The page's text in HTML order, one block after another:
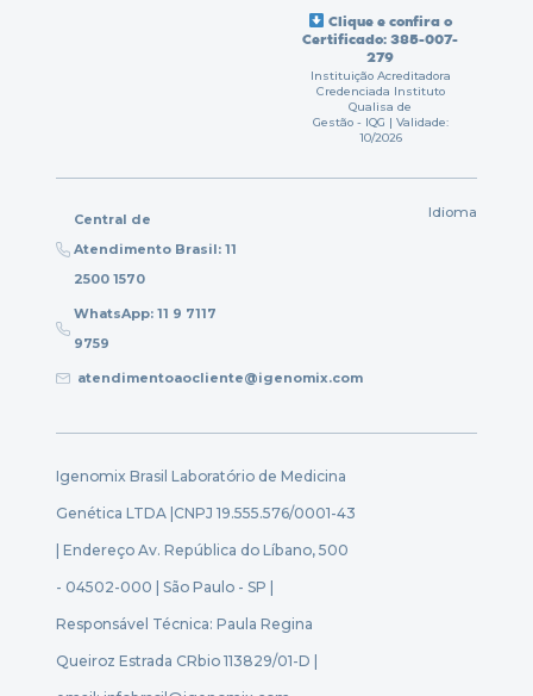
Clique e confira o
Certificado: 385-007-
279
Instituição Acreditadora
Credenciada Instituto
Qualisa de
Gestão - IQG | Validade:
10/2026
Central de
Atendimento Brasil: 11
2500 1570
WhatsApp: 11 9 7117
9759
atendimentoaocliente@igenomix.com
Idioma
Igenomix Brasil Laboratório de Medicina
Genética LTDA |CNPJ 19.555.576/0001-43
| Endereço Av. República do Líbano, 500
- 04502-000 | São Paulo - SP |
Responsável Técnica: Paula Regina
Queiroz Estrada CRbio 113829/01-D |